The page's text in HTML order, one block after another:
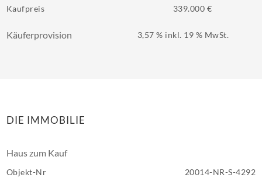
Kaufpreis 339.000 €
Käuferprovision 3,57 % inkl. 19 % MwSt.
DIE IMMOBILIE
Haus zum Kauf
Objekt-Nr 20014-NR-S-4292